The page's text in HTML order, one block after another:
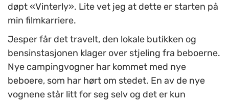
døpt «Vinterly». Lite vet jeg at dette er starten på
min filmkarriere.
Jesper får det travelt, den lokale butikken og
bensinstasjonen klager over stjeling fra beboerne.
Nye campingvogner har kommet med nye
beboere, som har hørt om stedet. En av de nye
vognene står litt for seg selv og det er kun